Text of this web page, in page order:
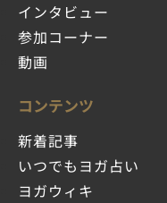
インタビュー
参加コーナー
動画
コンテンツ
新着記事
いつでもヨガ占い
ヨガウィキ